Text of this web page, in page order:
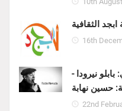
الثقافية
16th
نيرودا -
حسين نهابة
22nd